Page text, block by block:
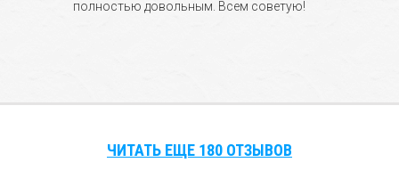
полностью довольным. Всем советую!
ЧИТАТЬ ЕЩЕ 180 ОТЗЫВОВ